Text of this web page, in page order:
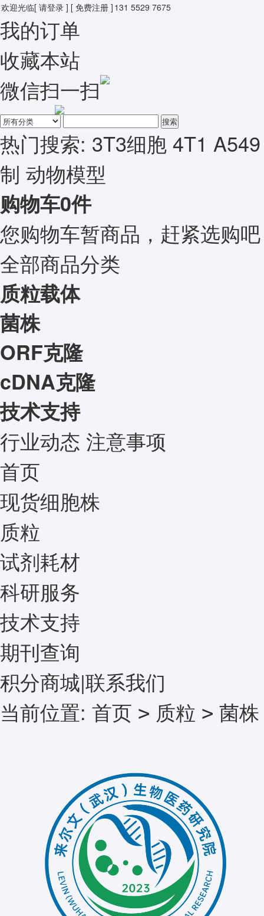
欢迎光临[ 请登录 ] [ 免费注册 ] 131 5529 7675
我的订单
收藏本站
微信扫一扫
搜索
热门搜索: 3T3细胞 4T1 A549
制 动物模型
购物车0件
您购物车暂商品，赶紧选购
全部商品分类
质粒载体
菌株
ORF克隆
cDNA克隆
技术支持
行业动态 注意事项
首页
现货细胞株
质粒
试剂耗材
科研服务
技术支持
期刊查询
积分商城|联系我们
当前位置: 首页 > 质粒 > 菌株